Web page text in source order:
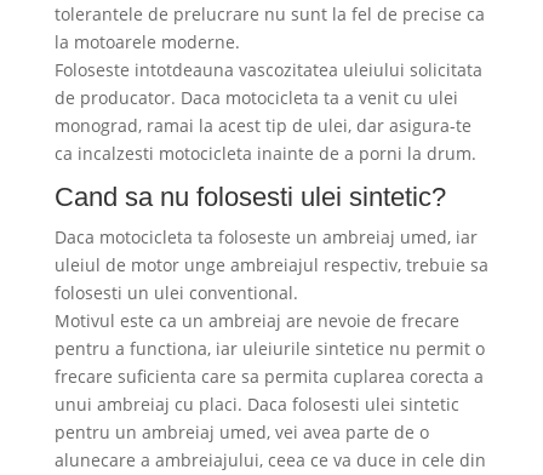
tolerantele de prelucrare nu sunt la fel de precise ca
la motoarele moderne.
Foloseste intotdeauna vascozitatea uleiului solicitata
de producator. Daca motocicleta ta a venit cu ulei
monograd, ramai la acest tip de ulei, dar asigura-te
ca incalzesti motocicleta inainte de a porni la drum.
Cand sa nu folosesti ulei sintetic?
Daca motocicleta ta foloseste un ambreiaj umed, iar
uleiul de motor unge ambreiajul respectiv, trebuie sa
folosesti un ulei conventional.
Motivul este ca un ambreiaj are nevoie de frecare
pentru a functiona, iar uleiurile sintetice nu permit o
frecare suficienta care sa permita cuplarea corecta a
unui ambreiaj cu placi. Daca folosesti ulei sintetic
pentru un ambreiaj umed, vei avea parte de o
alunecare a ambreiajului, ceea ce va duce in cele din